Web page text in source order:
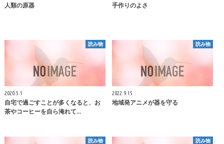
人類の原器 手作りのよさ
読み物
2020.5.1
自宅で過ごすことが多くなると、お
茶やコーヒーを自ら淹れて…
読み物
2022.9.15
地域発アニメが器を守る
読み物 読み物